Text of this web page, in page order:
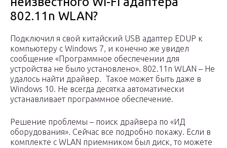
802.11n WLAN?
Подключил я свой китайский USB адаптер EDUP к
компьютеру с Windows 7, и конечно же увидел
сообщение «Программное обеспечении для
устройства не было установлено». 802.11n WLAN – Не
удалось найти драйвер. Такое может быть даже в
Windows 10. Не всегда десятка автоматически
устанавливает программное обеспечение.
Решение проблемы – поиск драйвера по «ИД
оборудования». Сейчас все подробно покажу. Если в
комплекте с WLAN приемником был диск, то можете